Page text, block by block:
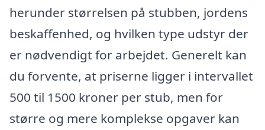
herunder størrelsen på stubben, jordens
beskaffenhed, og hvilken type udstyr der
er nødvendigt for arbejdet. Generelt kan
du forvente, at priserne ligger i intervallet
500 til 1500 kroner per stub, men for
større og mere komplekse opgaver kan